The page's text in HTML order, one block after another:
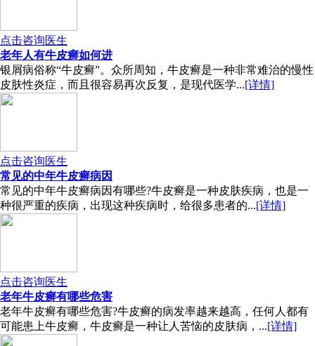
点击咨询医生
老年人有牛皮癣如何进
银屑病俗称“牛皮癣”。众所周知，牛皮癣是一种非常难治的慢性
皮肤性炎症，而且很容易再次反复，是现代医学...[详情]
点击咨询医生
常见的中年牛皮癣病因
常见的中年牛皮癣病因有哪些?牛皮癣是一种皮肤疾病，也是一
种很严重的疾病，出现这种疾病时，给很多患者的...[详情]
点击咨询医生
老年牛皮癣有哪些危害
老年牛皮癣有哪些危害?牛皮癣的病发率越来越高，任何人都有
可能患上牛皮癣，牛皮癣是一种让人苦恼的皮肤病，...[详情]